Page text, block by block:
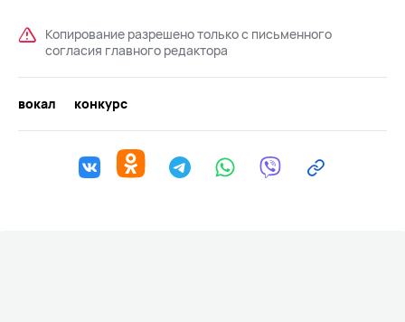
Копирование разрешено только с письменного
согласия главного редактора
вокал конкурс